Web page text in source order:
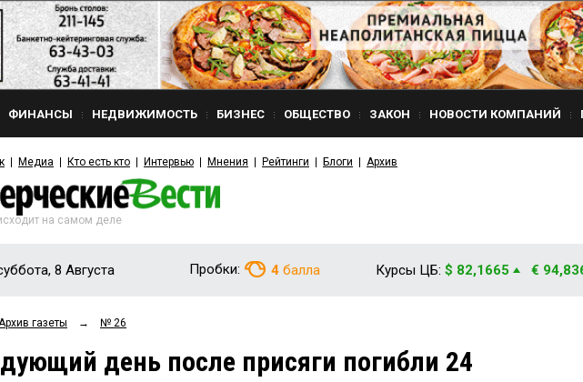
ФИНАНСЫ НЕДВИЖИМОСТЬ БИЗНЕС ОБЩЕСТВО ЗАКОН НОВОСТИ КОМПАНИЙ
Медиа Кто есть кто Интервью Мнения Рейтинги Блоги Архив
на самом деле
8 Августа Пробки: 4 балла Курсы ЦБ: $ 82,1665 €
газеты → № 26
день после присяги погибли 24